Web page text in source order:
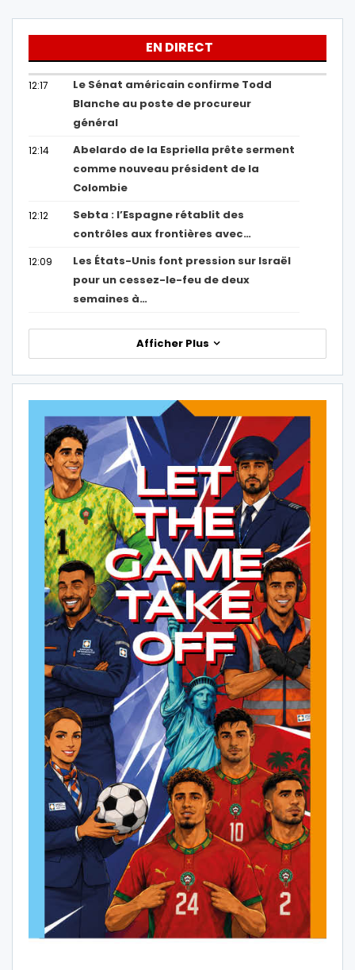
EN DIRECT
12:17
Le Sénat américain confirme Todd
Blanche au poste de procureur
général
12:14
Abelardo de la Espriella prête serment
comme nouveau président de la
Colombie
12:12
Sebta : l’Espagne rétablit des
contrôles aux frontières avec…
12:09
Les États-Unis font pression sur Israël
pour un cessez-le-feu de deux
semaines à…
Afficher Plus